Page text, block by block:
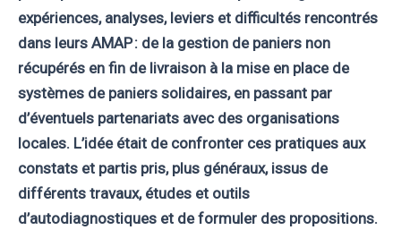
expériences, analyses, leviers et difficultés rencontrés
dans leurs AMAP : de la gestion de paniers non
récupérés en fin de livraison à la mise en place de
systèmes de paniers solidaires, en passant par
d’éventuels partenariats avec des organisations
locales. L’idée était de confronter ces pratiques aux
constats et partis pris, plus généraux, issus de
différents travaux, études et outils
d’autodiagnostiques et de formuler des propositions.